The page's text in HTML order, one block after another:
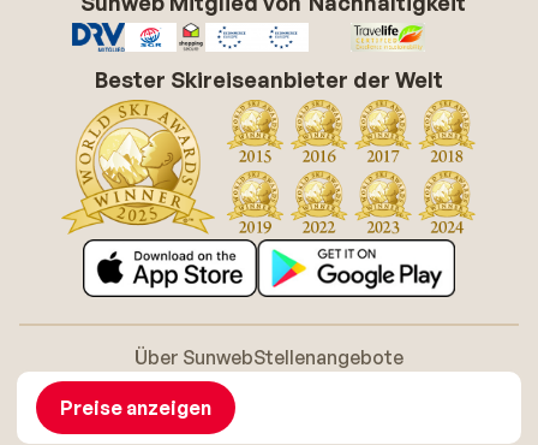
Preise anzeigen
Bester Skireiseanbieter der Welt
Über SunwebStellenangebote
Allgemeine Geschäftsbedingungen (AGB)
Cookie-RichtlinieBarrierefreiheitserklarung
Sitemap